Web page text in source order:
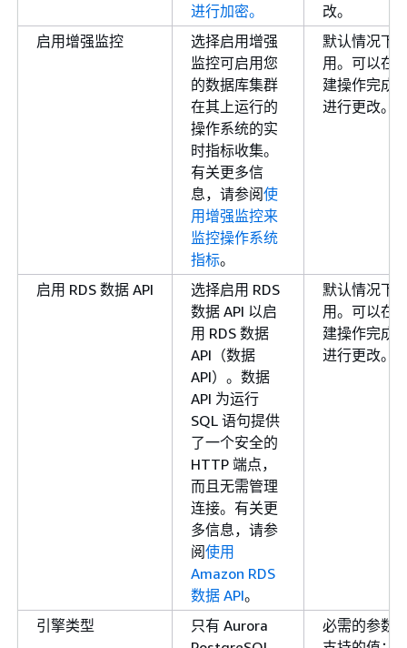
进行加密。
改。
启用增强监控
选择启用增强
监控可启用您
的数据库集群
在其上运行的
操作系统的实
时指标收集。
有关更多信
息，请参阅使
用增强监控来
监控操作系统
指标。
默认情况下
用。可以在
建操作完成
进行更改。
启用 RDS 数据 API
选择启用 RDS
数据 API 以启
用 RDS 数据
API（数据
API）。数据
API 为运行
SQL 语句提供
了一个安全的
HTTP 端点，
而且无需管理
连接。有关更
多信息，请参
阅使用
Amazon RDS
数据 API。
默认情况下
用。可以在
建操作完成
进行更改。
引擎类型
只有 Aurora
必需的参数